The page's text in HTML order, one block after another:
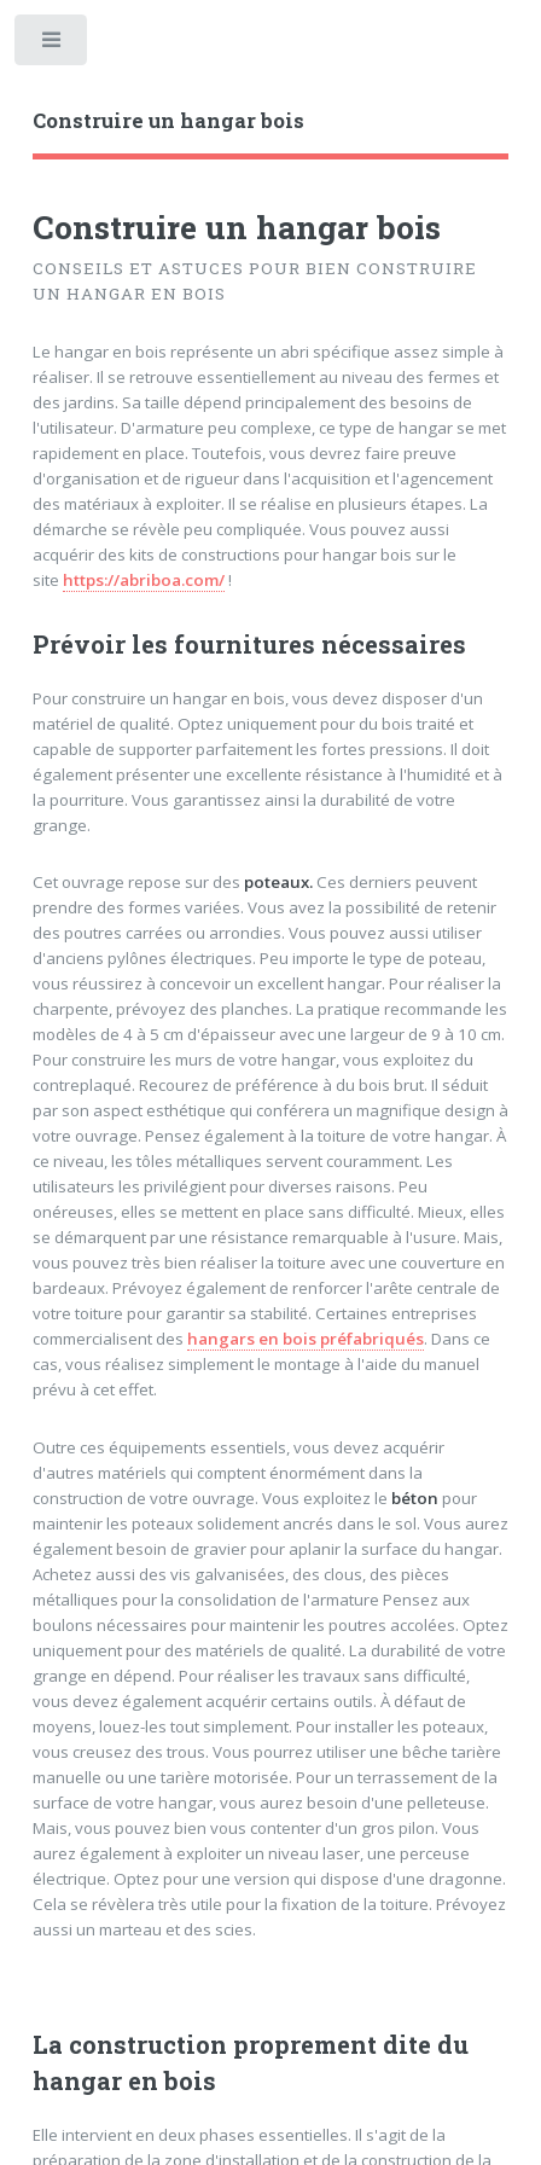
Construire un hangar bois
Construire un hangar bois
CONSEILS ET ASTUCES POUR BIEN CONSTRUIRE
UN HANGAR EN BOIS
Le hangar en bois représente un abri spécifique assez simple à
réaliser. Il se retrouve essentiellement au niveau des fermes et
des jardins. Sa taille dépend principalement des besoins de
l'utilisateur. D'armature peu complexe, ce type de hangar se met
rapidement en place. Toutefois, vous devrez faire preuve
d'organisation et de rigueur dans l'acquisition et l'agencement
des matériaux à exploiter. Il se réalise en plusieurs étapes. La
démarche se révèle peu compliquée. Vous pouvez aussi
acquérir des kits de constructions pour hangar bois sur le
site https://abriboa.com/ !
Prévoir les fournitures nécessaires
Pour construire un hangar en bois, vous devez disposer d'un
matériel de qualité. Optez uniquement pour du bois traité et
capable de supporter parfaitement les fortes pressions. Il doit
également présenter une excellente résistance à l'humidité et à
la pourriture. Vous garantissez ainsi la durabilité de votre
grange.
Cet ouvrage repose sur des poteaux.Ces derniers peuvent
prendre des formes variées. Vous avez la possibilité de retenir
des poutres carrées ou arrondies. Vous pouvez aussi utiliser
d'anciens pylônes électriques. Peu importe le type de poteau,
vous réussirez à concevoir un excellent hangar. Pour réaliser la
charpente, prévoyez des planches. La pratique recommande les
modèles de 4 à 5 cm d'épaisseur avec une largeur de 9 à 10 cm.
Pour construire les murs de votre hangar, vous exploitez du
contreplaqué. Recourez de préférence à du bois brut. Il séduit
par son aspect esthétique qui conférera un magnifique design à
votre ouvrage. Pensez également à la toiture de votre hangar. À
ce niveau, les tôles métalliques servent couramment. Les
utilisateurs les privilégient pour diverses raisons. Peu
onéreuses, elles se mettent en place sans difficulté. Mieux, elles
se démarquent par une résistance remarquable à l'usure. Mais,
vous pouvez très bien réaliser la toiture avec une couverture en
bardeaux. Prévoyez également de renforcer l'arête centrale de
votre toiture pour garantir sa stabilité. Certaines entreprises
commercialisent des hangars en bois préfabriqués. Dans ce
cas, vous réalisez simplement le montage à l'aide du manuel
prévu à cet effet.
Outre ces équipements essentiels, vous devez acquérir
d'autres matériels qui comptent énormément dans la
construction de votre ouvrage. Vous exploitez le béton pour
maintenir les poteaux solidement ancrés dans le sol. Vous aurez
également besoin de gravier pour aplanir la surface du hangar.
Achetez aussi des vis galvanisées, des clous, des pièces
métalliques pour la consolidation de l'armature Pensez aux
boulons nécessaires pour maintenir les poutres accolées. Optez
uniquement pour des matériels de qualité. La durabilité de votre
grange en dépend. Pour réaliser les travaux sans difficulté,
vous devez également acquérir certains outils. À défaut de
moyens, louez-les tout simplement. Pour installer les poteaux,
vous creusez des trous. Vous pourrez utiliser une bêche tarière
manuelle ou une tarière motorisée. Pour un terrassement de la
surface de votre hangar, vous aurez besoin d'une pelleteuse.
Mais, vous pouvez bien vous contenter d'un gros pilon. Vous
aurez également à exploiter un niveau laser, une perceuse
électrique. Optez pour une version qui dispose d'une dragonne.
Cela se révèlera très utile pour la fixation de la toiture. Prévoyez
aussi un marteau et des scies.
La construction proprement dite du
hangar en bois
Elle intervient en deux phases essentielles. Il s'agit de la
préparation de la zone d'installation et de la construction de la